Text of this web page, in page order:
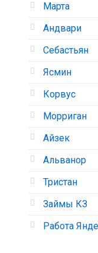
Марта
Андвари
Себастьян
Ясмин
Корвус
Морриган
Айзек
Альванор
Тристан
Займы КЗ
Работа